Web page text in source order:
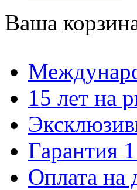
Ваша
15 лет на
Гарантия
Оплата на